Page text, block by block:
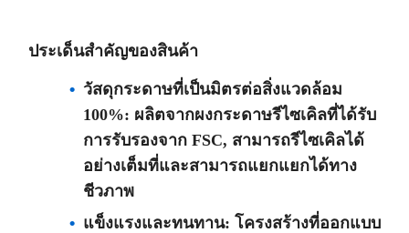
ประเด็นสําคัญของสินค้า
วัสดุกระดาษที่เป็นมิตรต่อสิ่งแวดล้อม
100%: ผลิตจากผงกระดาษรีไซเคิลที่ได้รับ
การรับรองจาก FSC, สามารถรีไซเคิลได้
อย่างเต็มที่และสามารถแยกแยกได้ทาง
ชีวภาพ
แข็งแรงและทนทาน: โครงสร้างที่ออกแบบ